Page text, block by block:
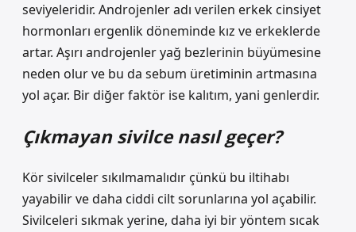
seviyeleridir. Androjenler adı verilen erkek cinsiyet
hormonları ergenlik döneminde kız ve erkeklerde
artar. Aşırı androjenler yağ bezlerinin büyümesine
neden olur ve bu da sebum üretiminin artmasına
yol açar. Bir diğer faktör ise kalıtım, yani genlerdir.
Çıkmayan sivilce nasıl geçer?
Kör sivilceler sıkılmamalıdır çünkü bu iltihabı
yayabilir ve daha ciddi cilt sorunlarına yol açabilir.
Sivilceleri sıkmak yerine, daha iyi bir yöntem sıcak